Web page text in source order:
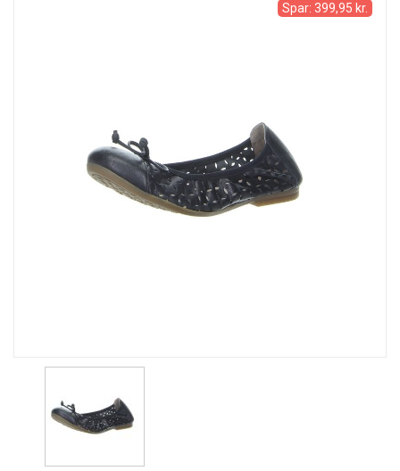
Spar: 399,95 kr.